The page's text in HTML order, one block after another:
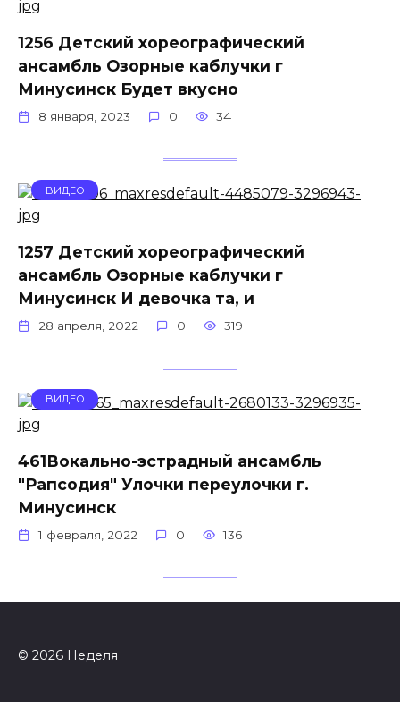
1256 Детский хореографический
ансамбль Озорные каблучки г
Минусинск Будет вкусно
8 января, 2023 0 34
ВИДЕО
1257 Детский хореографический
ансамбль Озорные каблучки г
Минусинск И девочка та, и
28 апреля, 2022 0 319
ВИДЕО
461Вокально-эстрадный ансамбль
"Рапсодия" Улочки переулочки г.
Минусинск
1 февраля, 2022 0 136
© 2026 Неделя